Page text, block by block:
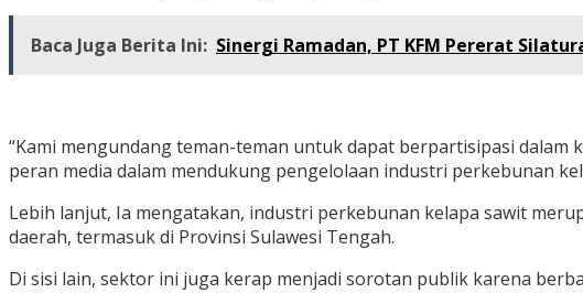
Baca Juga Berita Ini: Sinergi Ramadan, PT KFM Pererat
“Kami mengundang teman-teman untuk dapat berpartisipasi
peran media dalam mendukung pengelolaan industri perkebunan
Lebih lanjut, Ia mengatakan, industri perkebunan kelapa sawit
daerah, termasuk di Provinsi Sulawesi Tengah.
Di sisi lain, sektor ini juga kerap menjadi sorotan publik karena